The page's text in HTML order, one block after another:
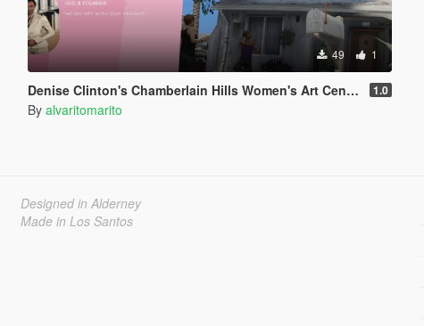
49 1
Denise Clinton's Chamberlain Hills Women's Art Center 1.0
By alvaritomarito
Designed in Alderney
Made in Los Santos